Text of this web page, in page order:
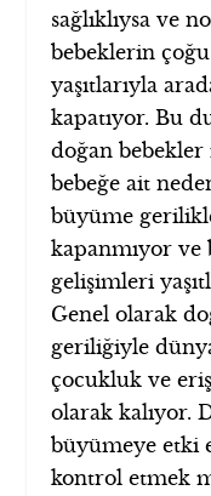
sağlıklıysa ve
bebeklerin
yaşıtlarıyla
kapatıyor. Bu
doğan bebekler
bebeğe ait
büyüme
kapanmıyor ve
gelişimleri
Genel olarak
geriliğiyle
çocukluk ve
olarak kalıyor.
büyümeye etki
kontrol etmek